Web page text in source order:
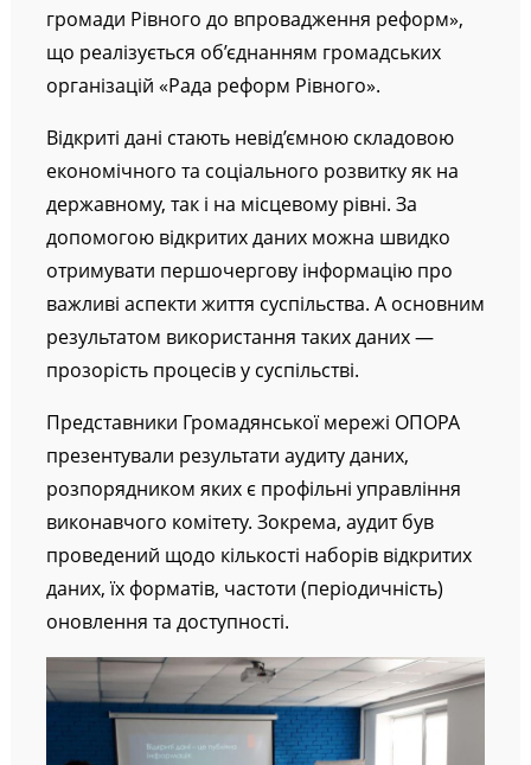
громади Рівного до впровадження реформ»,
що реалізується об’єднанням громадських
організацій «Рада реформ Рівного».
Відкриті дані стають невід’ємною складовою
економічного та соціального розвитку як на
державному, так і на місцевому рівні. За
допомогою відкритих даних можна швидко
отримувати першочергову інформацію про
важливі аспекти життя суспільства. А основним
результатом використання таких даних —
прозорість процесів у суспільстві.
Представники Громадянської мережі ОПОРА
презентували результати аудиту даних,
розпорядником яких є профільні управління
виконавчого комітету. Зокрема, аудит був
проведений щодо кількості наборів відкритих
даних, їх форматів, частоти (періодичність)
оновлення та доступності.